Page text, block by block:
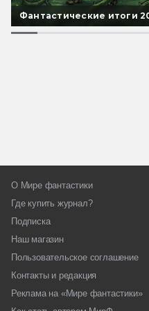
Фантастические итоги
О Мире фантастики
Где купить журнал?
Подписка
Наш магазин
Пользовательское соглашение
Контакты и редакция
Реклама на «Мире фантастики»